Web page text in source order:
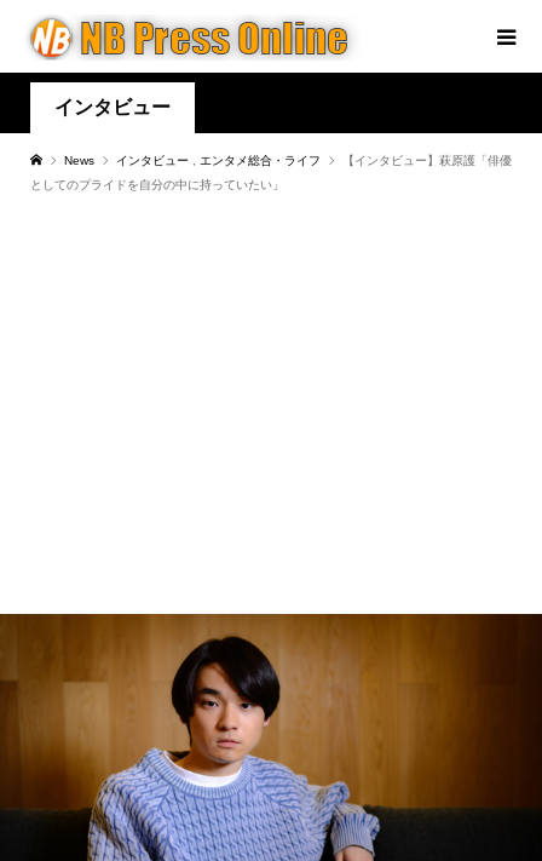
インタビュー
News インタビュー エンタメ総合・ライフ
【インタビュー】萩原護「俳優
としてのプライドを自分の中に持っていたい」